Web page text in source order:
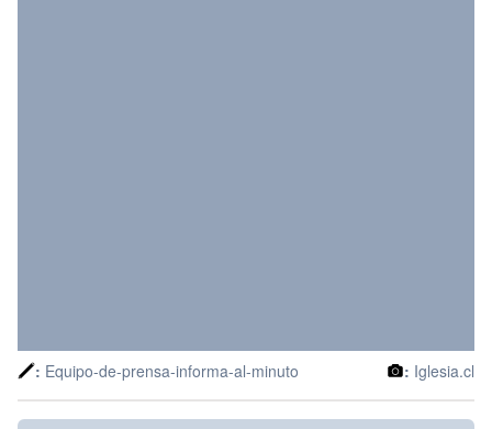
: Equipo-de-prensa-informa-al-minuto : Iglesia.cl